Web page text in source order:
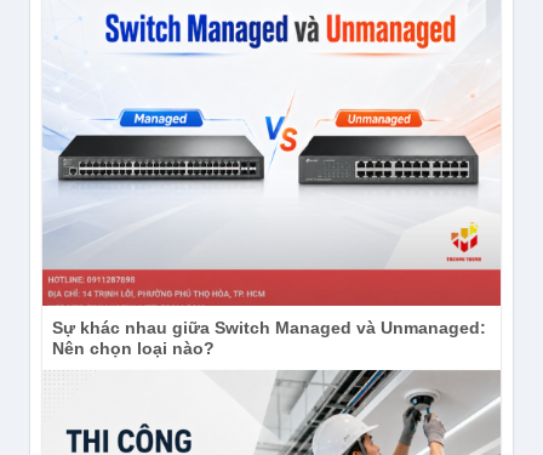
Sự khác nhau giữa Switch Managed và Unmanaged:
Nên chọn loại nào?